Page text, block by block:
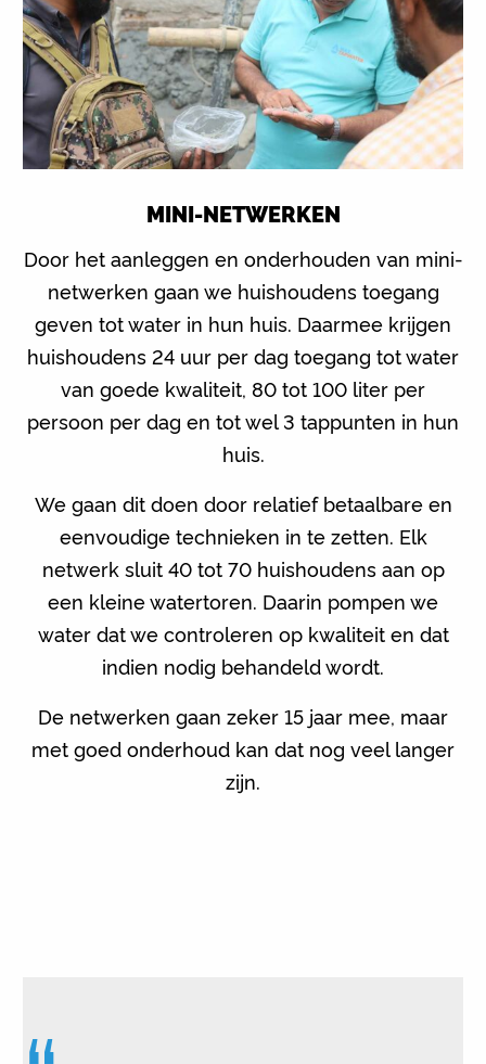
MINI-NETWERKEN
Door het aanleggen en onderhouden van mini-
netwerken gaan we huishoudens toegang
geven tot water in hun huis. Daarmee krijgen
huishoudens 24 uur per dag toegang tot water
van goede kwaliteit, 80 tot 100 liter per
persoon per dag en tot wel 3 tappunten in hun
huis.
We gaan dit doen door relatief betaalbare en
eenvoudige technieken in te zetten. Elk
netwerk sluit 40 tot 70 huishoudens aan op
een kleine watertoren. Daarin pompen we
water dat we controleren op kwaliteit en dat
indien nodig behandeld wordt.
De netwerken gaan zeker 15 jaar mee, maar
met goed onderhoud kan dat nog veel langer
zijn.